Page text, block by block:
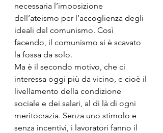
necessaria l’imposizione
dell’ateismo per l’accoglienza degli
ideali del comunismo. Così
facendo, il comunismo si è scavato
la fossa da solo.
Ma è il secondo motivo, che ci
interessa oggi più da vicino, e cioè il
livellamento della condizione
sociale e dei salari, al di là di ogni
meritocrazia. Senza uno stimolo e
senza incentivi, i lavoratori fanno il